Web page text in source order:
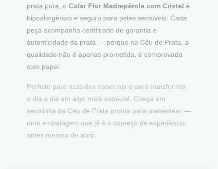
prata pura, o Colar Flor Madrepérola com Cristal é
hipoalergênico e seguro para peles sensíveis. Cada
peça acompanha certificado de garantia e
autenticidade da prata — porque na Céu de Prata, a
qualidade não é apenas prometida, é comprovada
com papel.
Perfeito para ocasiões especiais e para transformar
o dia a dia em algo mais especial. Chega em
sacolinha da Céu de Prata pronta para presentear —
uma embalagem que já é o começo da experiência,
antes mesmo de abrir.